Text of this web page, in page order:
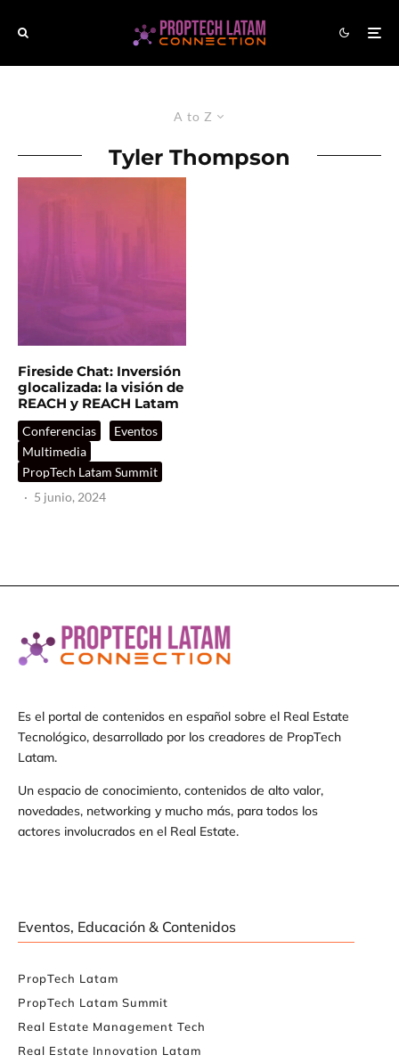
A to Z
Tyler Thompson
Fireside Chat: Inversión
glocalizada: la visión de
REACH y REACH Latam
Conferencias
Eventos
Multimedia
PropTech Latam Summit
· 5 junio, 2024
Es el portal de contenidos en español sobre el Real Estate
Tecnológico, desarrollado por los creadores de PropTech
Latam.
Un espacio de conocimiento, contenidos de alto valor,
novedades, networking y mucho más, para todos los
actores involucrados en el Real Estate.
Eventos, Educación & Contenidos
PropTech Latam
PropTech Latam Summit
Real Estate Management Tech
Real Estate Innovation Latam